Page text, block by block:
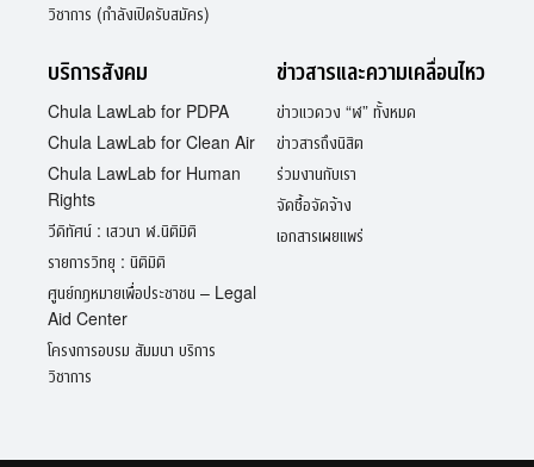
วิชาการ (กำลังเปิดรับสมัคร)
บริการสังคม
Chula LawLab for PDPA
Chula LawLab for Clean Air
Chula LawLab for Human
Rights
วีดิทัศน์ : เสวนา ฬ.นิติมิติ
รายการวิทยุ : นิติมิติ
ศูนย์กฎหมายเพื่อประชาชน – Legal
Aid Center
โครงการอบรม สัมมนา บริการ
วิชาการ
ข่าวสารและความเคลื่อนไหว
ข่าวแวดวง “ฬ” ทั้งหมด
ข่าวสารถึงนิสิต
ร่วมงานกับเรา
จัดซื้อจัดจ้าง
เอกสารเผยแพร่